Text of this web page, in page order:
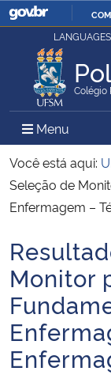
Ministério da Justiça e
Ministério da Defesa
Ministério das
Ministério da Economia
Ministério da
Ministério da
Ministério da Educação
Ministério da Cidadania
LANGUAGES
Colégio
Menu
Você está aqui:
Seleção de
Enfermagem –
Início do
Monitor